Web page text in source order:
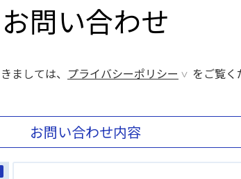
お問い合わせ
ましては、 プライバシーポリシー をご覧く
お問い合わせ内容